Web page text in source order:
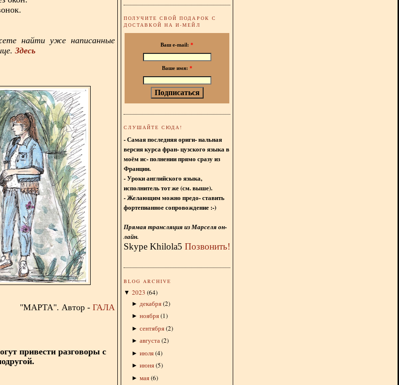
найти уже написанные
Здесь
"МАРТА". Автор - ГАЛА
привести разговоры с
ПОЛУЧИТЕ СВОЙ ПОДАРОК С
ДОСТАВКОЙ НА И-МЕЙЛ
Ваш e-mail: *
Ваше имя: *
СЛУШАЙТЕ СЮДА!
- Самая последняя ориги- нальная
версия курса фран- цузского языка в
моём ис- полнении прямо сразу из
Франции.
- Уроки английского языка,
исполнитель тот же (см. выше).
- Желающим можно предо- ставить
фортепианное сопровождение :-)
Прямая трансляция из Марселя он-
лайн.
Skype Khilola5 Позвонить!
BLOG ARCHIVE
▼ 2023 (64)
► декабря(2)
► ноября(1)
► сентября(2)
► августа(2)
► июля(4)
► июня(5)
► мая(6)